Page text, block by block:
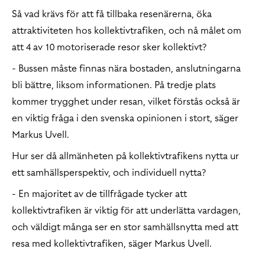
Så vad krävs för att få tillbaka resenärerna, öka
attraktiviteten hos kollektivtrafiken, och nå målet om
att 4 av 10 motoriserade resor sker kollektivt?
- Bussen måste finnas nära bostaden, anslutningarna
bli bättre, liksom informationen. På tredje plats
kommer trygghet under resan, vilket förstås också är
en viktig fråga i den svenska opinionen i stort, säger
Markus Uvell.
Hur ser då allmänheten på kollektivtrafikens nytta ur
ett samhällsperspektiv, och individuell nytta?
- En majoritet av de tillfrågade tycker att
kollektivtrafiken är viktig för att underlätta vardagen,
och väldigt många ser en stor samhällsnytta med att
resa med kollektivtrafiken, säger Markus Uvell.